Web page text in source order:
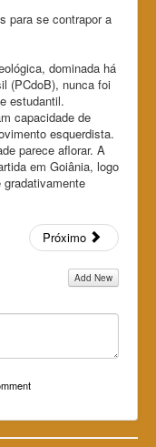
para se contrapor a
dominada há
(PCdoB), nunca foi
estudantil.
capacidade de
esquerdista.
parece aflorar. A
em Goiânia, logo
Próximo
Add New